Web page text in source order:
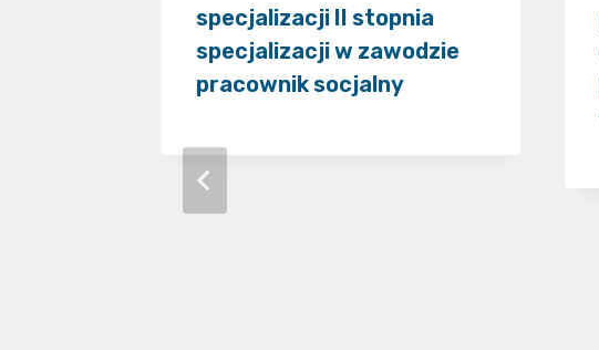
specjalizacji II stopnia
specjalizacji w zawodzie
pracownik socjalny